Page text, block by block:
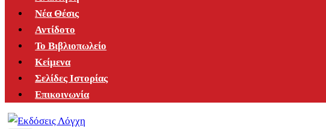
Νέα Θέσις
Αντίδοτο
Το Βιβλιοπωλείο
Κείμενα
Σελίδες Ιστορίας
Επικοινωνία